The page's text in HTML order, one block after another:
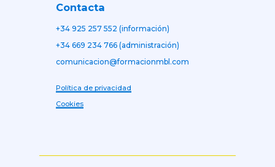
Contacta
+34 925 257 552 (información)
+34 669 234 766 (administración)
comunicacion@formacionmbl.com
Política de privacidad
Cookies